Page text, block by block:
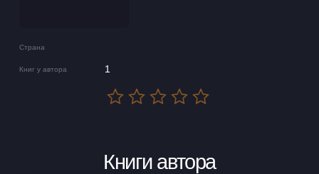
Страна
Книг у автора 1
Книги автора